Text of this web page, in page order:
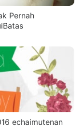
Pernah
echaimutenan